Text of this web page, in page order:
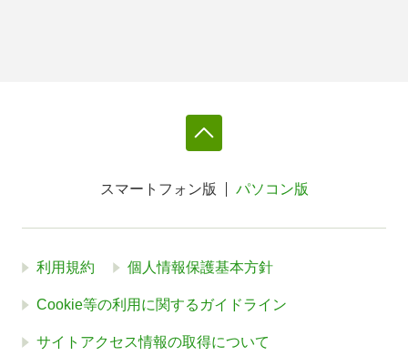
スマートフォン版 パソコン版
利用規約 個人情報保護基本方針
Cookie等の利用に関するガイドライン
サイトアクセス情報の取得について